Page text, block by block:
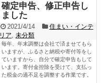
確定申告、修正申告し
ました
2021/4/14
住まい・インテ
リア ,未分類
毎年、年末調整は会社で済ませてもら
いますが、ふるさと納税や寄付等をし
ていますから、自分で確定申告もして
います。寄付金控除を受けて、支払っ
た税金の過不足を調整する作業です。